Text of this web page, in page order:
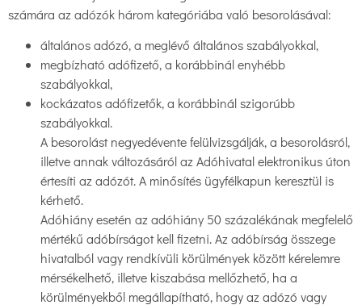
számára az adózók három kategóriába való besorolásával:
általános adózó, a meglévő általános szabályokkal,
megbízható adófizető, a korábbinál enyhébb
szabályokkal,
kockázatos adófizetők, a korábbinál szigorúbb
szabályokkal.
A besorolást negyedévente felülvizsgálják, a besorolásról,
illetve annak változásáról az Adóhivatal elektronikus úton
értesíti az adózót. A minősítés ügyfélkapun keresztül is
kérhető.
Adóhiány esetén az adóhiány 50 százalékának megfelelő
mértékű adóbírságot kell fizetni. Az adóbírság összege
hivatalból vagy rendkívüli körülmények között kérelemre
mérsékelhető, illetve kiszabása mellőzhető, ha a
körülményekből megállapítható, hogy az adózó vagy